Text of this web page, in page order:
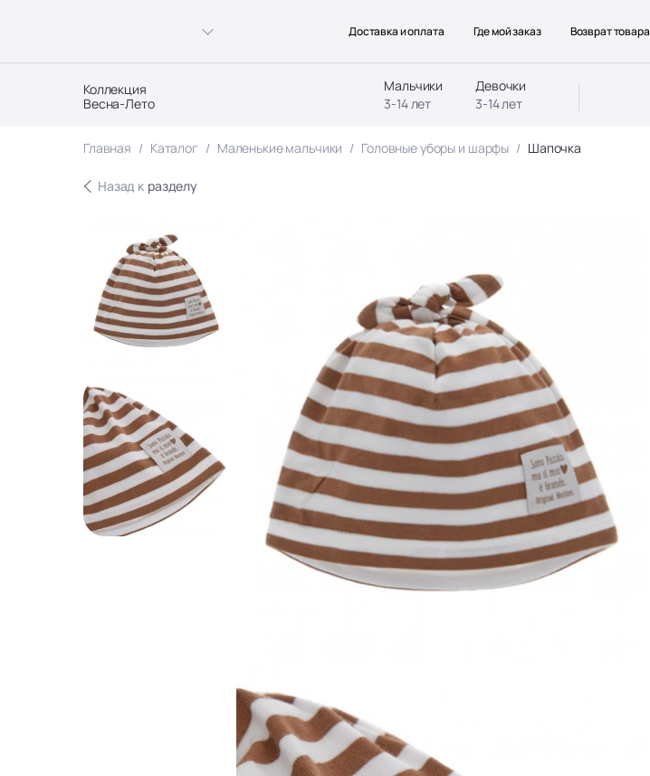
Коллекция
Весна-Лето
Мальчики
3-14 лет
Девочки
3-14 лет
Доставка и оплата Где мой заказ Возврат товара
Главная Каталог Маленькие мальчики Головные уборы и шарфы Шапочка
Назад к разделу